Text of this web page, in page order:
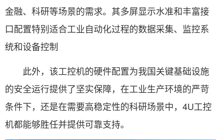
金融、科研等场景的需求。其多屏显示水准和丰富接
口配置特别适合工业自动化过程的数据采集、监控系
统和设备控制
此外，该工控机的硬件配置为我国关键基础设施
的安全运行提供了坚实保障，在工业生产环境的严苛
条件下，还是在需要高稳定性的科研场景中，4U工控
机都能够胜任并提供可靠支持。